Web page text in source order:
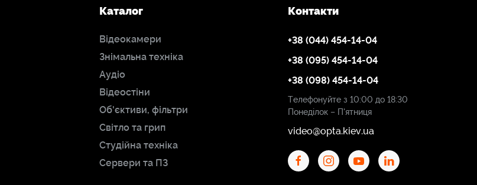
Каталог
Відеокамери
Знімальна техніка
Аудіо
Відеостіни
Об'єктиви, фільтри
Світло та грип
Студійна техніка
Сервери та ПЗ
Контакти
+38 (044) 454-14-04
+38 (095) 454-14-04
+38 (098) 454-14-04
Телефонуйте з 10:00 до 18:30
Понеділок – П'ятниця
video@opta.kiev.ua